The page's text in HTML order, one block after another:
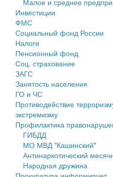
Фотоальбом
Проекты
Антимонопольный
Противодействие коррупции
среднего
Муниципальные программы
Контрольно-счетная палата
Персональные данные
Оценка регулирующего
Деятельность МУ
Нормативы
Правила
Генеральные планы
Инвестиции
ФМС
Социальный фонд России
Налоги
Пенсионный фонд
Соц. страхование
ЗАГС
Занятость населения
ГО и ЧС
Противодействие
экстремизму
Профилактика
ГИБДД
МО МВД "Кашинский"
Антинаркотический
Народная дружина